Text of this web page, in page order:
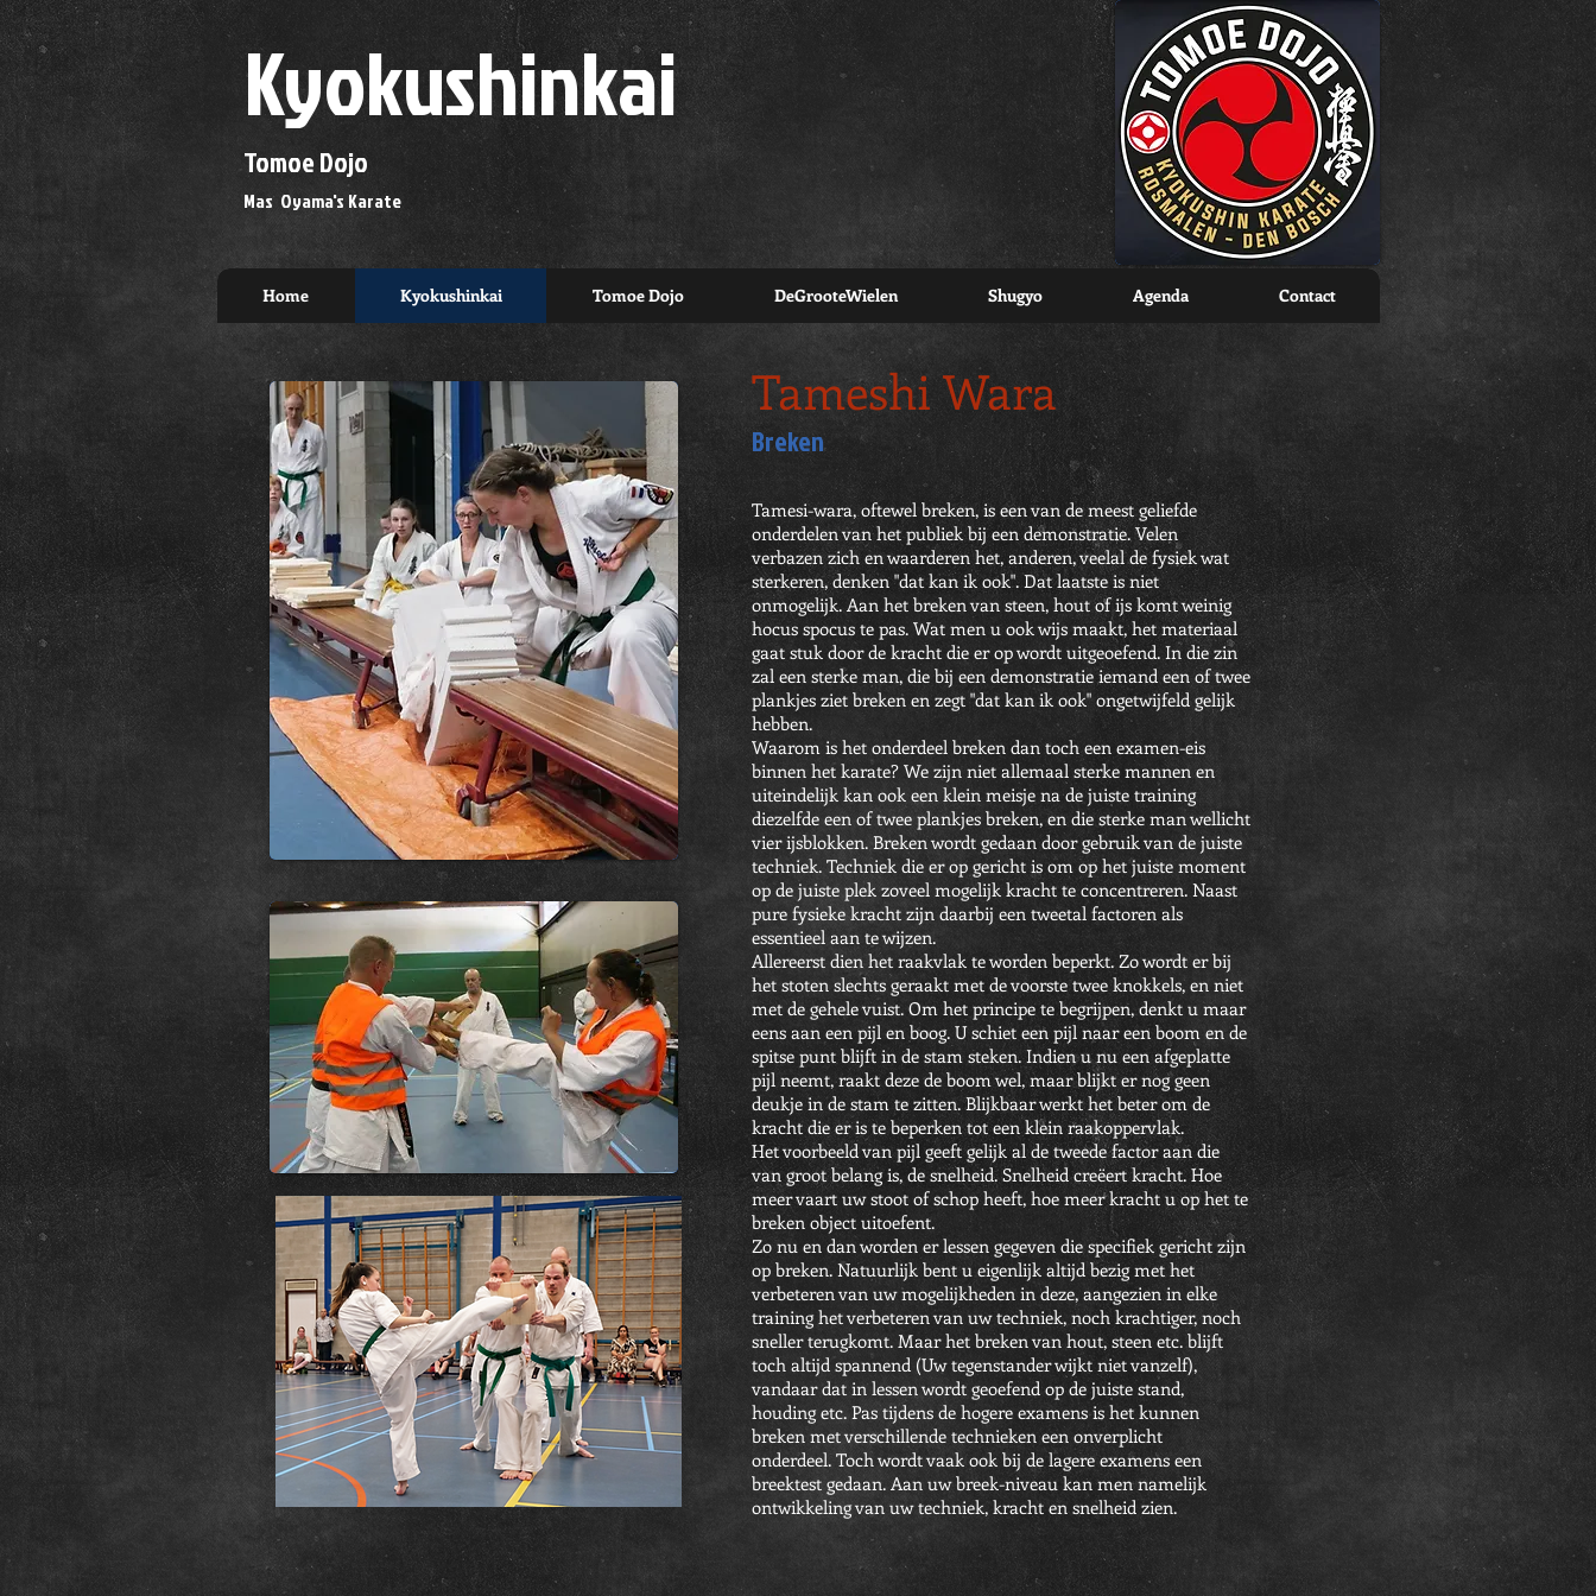
Kyokushinkai
Tomoe Dojo
Mas Oyama's Karate
Home Kyokushinkai Tomoe Dojo DeGrooteWielen Shugyo Agenda Contact
Tameshi Wara
Breken
Tamesi-wara, oftewel breken, is een van de meest geliefde
onderdelen van het publiek bij een demonstratie. Velen
verbazen zich en waarderen het, anderen, veelal de fysiek wat
sterkeren, denken "dat kan ik ook". Dat laatste is niet
onmogelijk. Aan het breken van steen, hout of ijs komt weinig
hocus spocus te pas. Wat men u ook wijs maakt, het materiaal
gaat stuk door de kracht die er op wordt uitgeoefend. In die zin
zal een sterke man, die bij een demonstratie iemand een of twee
plankjes ziet breken en zegt "dat kan ik ook" ongetwijfeld gelijk
hebben.
Waarom is het onderdeel breken dan toch een examen-eis
binnen het karate? We zijn niet allemaal sterke mannen en
uiteindelijk kan ook een klein meisje na de juiste training
diezelfde een of twee plankjes breken, en die sterke man wellicht
vier ijsblokken. Breken wordt gedaan door gebruik van de juiste
techniek. Techniek die er op gericht is om op het juiste moment
op de juiste plek zoveel mogelijk kracht te concentreren. Naast
pure fysieke kracht zijn daarbij een tweetal factoren als
essentieel aan te wijzen.
Allereerst dien het raakvlak te worden beperkt. Zo wordt er bij
het stoten slechts geraakt met de voorste twee knokkels, en niet
met de gehele vuist. Om het principe te begrijpen, denkt u maar
eens aan een pijl en boog. U schiet een pijl naar een boom en de
spitse punt blijft in de stam steken. Indien u nu een afgeplatte
pijl neemt, raakt deze de boom wel, maar blijkt er nog geen
deukje in de stam te zitten. Blijkbaar werkt het beter om de
kracht die er is te beperken tot een klein raakoppervlak.
Het voorbeeld van pijl geeft gelijk al de tweede factor aan die
van groot belang is, de snelheid. Snelheid creëert kracht. Hoe
meer vaart uw stoot of schop heeft, hoe meer kracht u op het te
breken object uitoefent.
Zo nu en dan worden er lessen gegeven die specifiek gericht zijn
op breken. Natuurlijk bent u eigenlijk altijd bezig met het
verbeteren van uw mogelijkheden in deze, aangezien in elke
training het verbeteren van uw techniek, noch krachtiger, noch
sneller terugkomt. Maar het breken van hout, steen etc. blijft
toch altijd spannend (Uw tegenstander wijkt niet vanzelf),
vandaar dat in lessen wordt geoefend op de juiste stand,
houding etc. Pas tijdens de hogere examens is het kunnen
breken met verschillende technieken een onverplicht
onderdeel. Toch wordt vaak ook bij de lagere examens een
breektest gedaan. Aan uw breek-niveau kan men namelijk
ontwikkeling van uw techniek, kracht en snelheid zien.